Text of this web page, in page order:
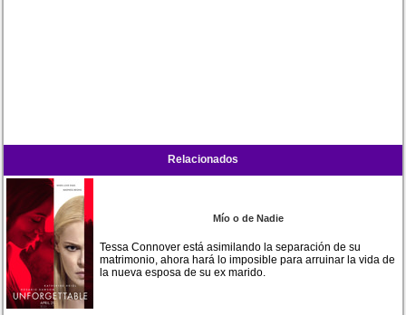
Relacionados
Mío o de Nadie
Tessa Connover está asimilando la separación de su
matrimonio, ahora hará lo imposible para arruinar la vida de
la nueva esposa de su ex marido.